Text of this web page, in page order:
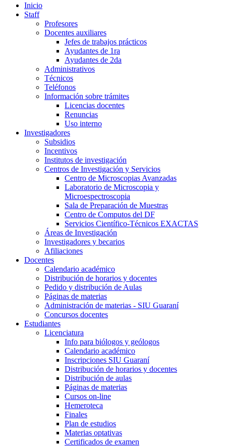
Inicio
Staff
Profesores
Docentes auxiliares
Jefes de trabajos prácticos
Ayudantes de 1ra
Ayudantes de 2da
Administrativos
Técnicos
Teléfonos
Información sobre trámites
Licencias docentes
Renuncias
Uso interno
Investigadores
Subsidios
Incentivos
Institutos de investigación
Centros de Investigación y Servicios
Centro de Microscopias Avanzadas
Laboratorio de Microscopia y
Microespectroscopia
Sala de Preparación de Muestras
Centro de Computos del DF
Servicios Científico-Técnicos EXACTAS
Áreas de Investigación
Investigadores y becarios
Afiliaciones
Docentes
Calendario académico
Distribución de horarios y docentes
Pedido y distribución de Aulas
Páginas de materias
Administración de materias - SIU Guaraní
Concursos docentes
Estudiantes
Licenciatura
Info para biólogos y geólogos
Calendario académico
Inscripciones SIU Guaraní
Distribución de horarios y docentes
Distribución de aulas
Páginas de materias
Cursos on-line
Hemeroteca
Finales
Plan de estudios
Materias optativas
Certificados de examen